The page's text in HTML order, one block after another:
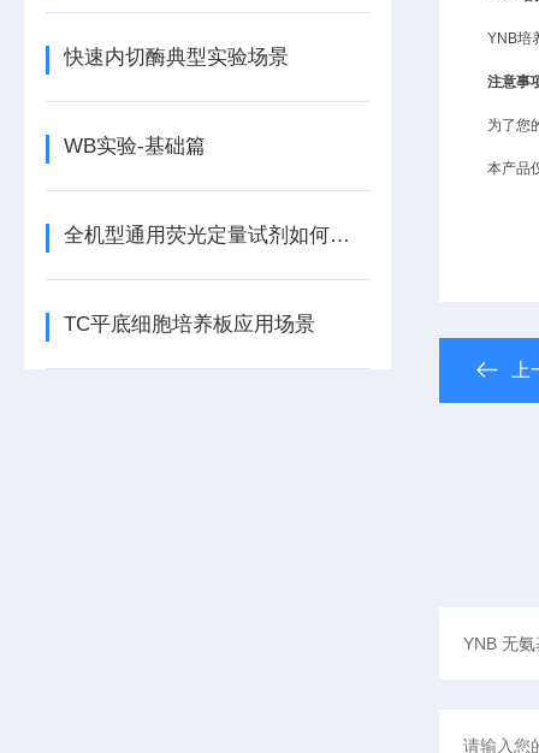
快速内切酶典型实验场景
WB实验-基础篇
全机型通用荧光定量试剂如何自动匹配不同仪器的荧光通道？
TC平底细胞培养板应用场景
YNB培
注意事
为了您
本产品